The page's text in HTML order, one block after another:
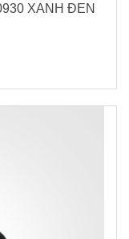
XANH ĐEN